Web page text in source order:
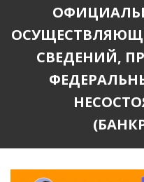
СВЕДЕНИЙ,